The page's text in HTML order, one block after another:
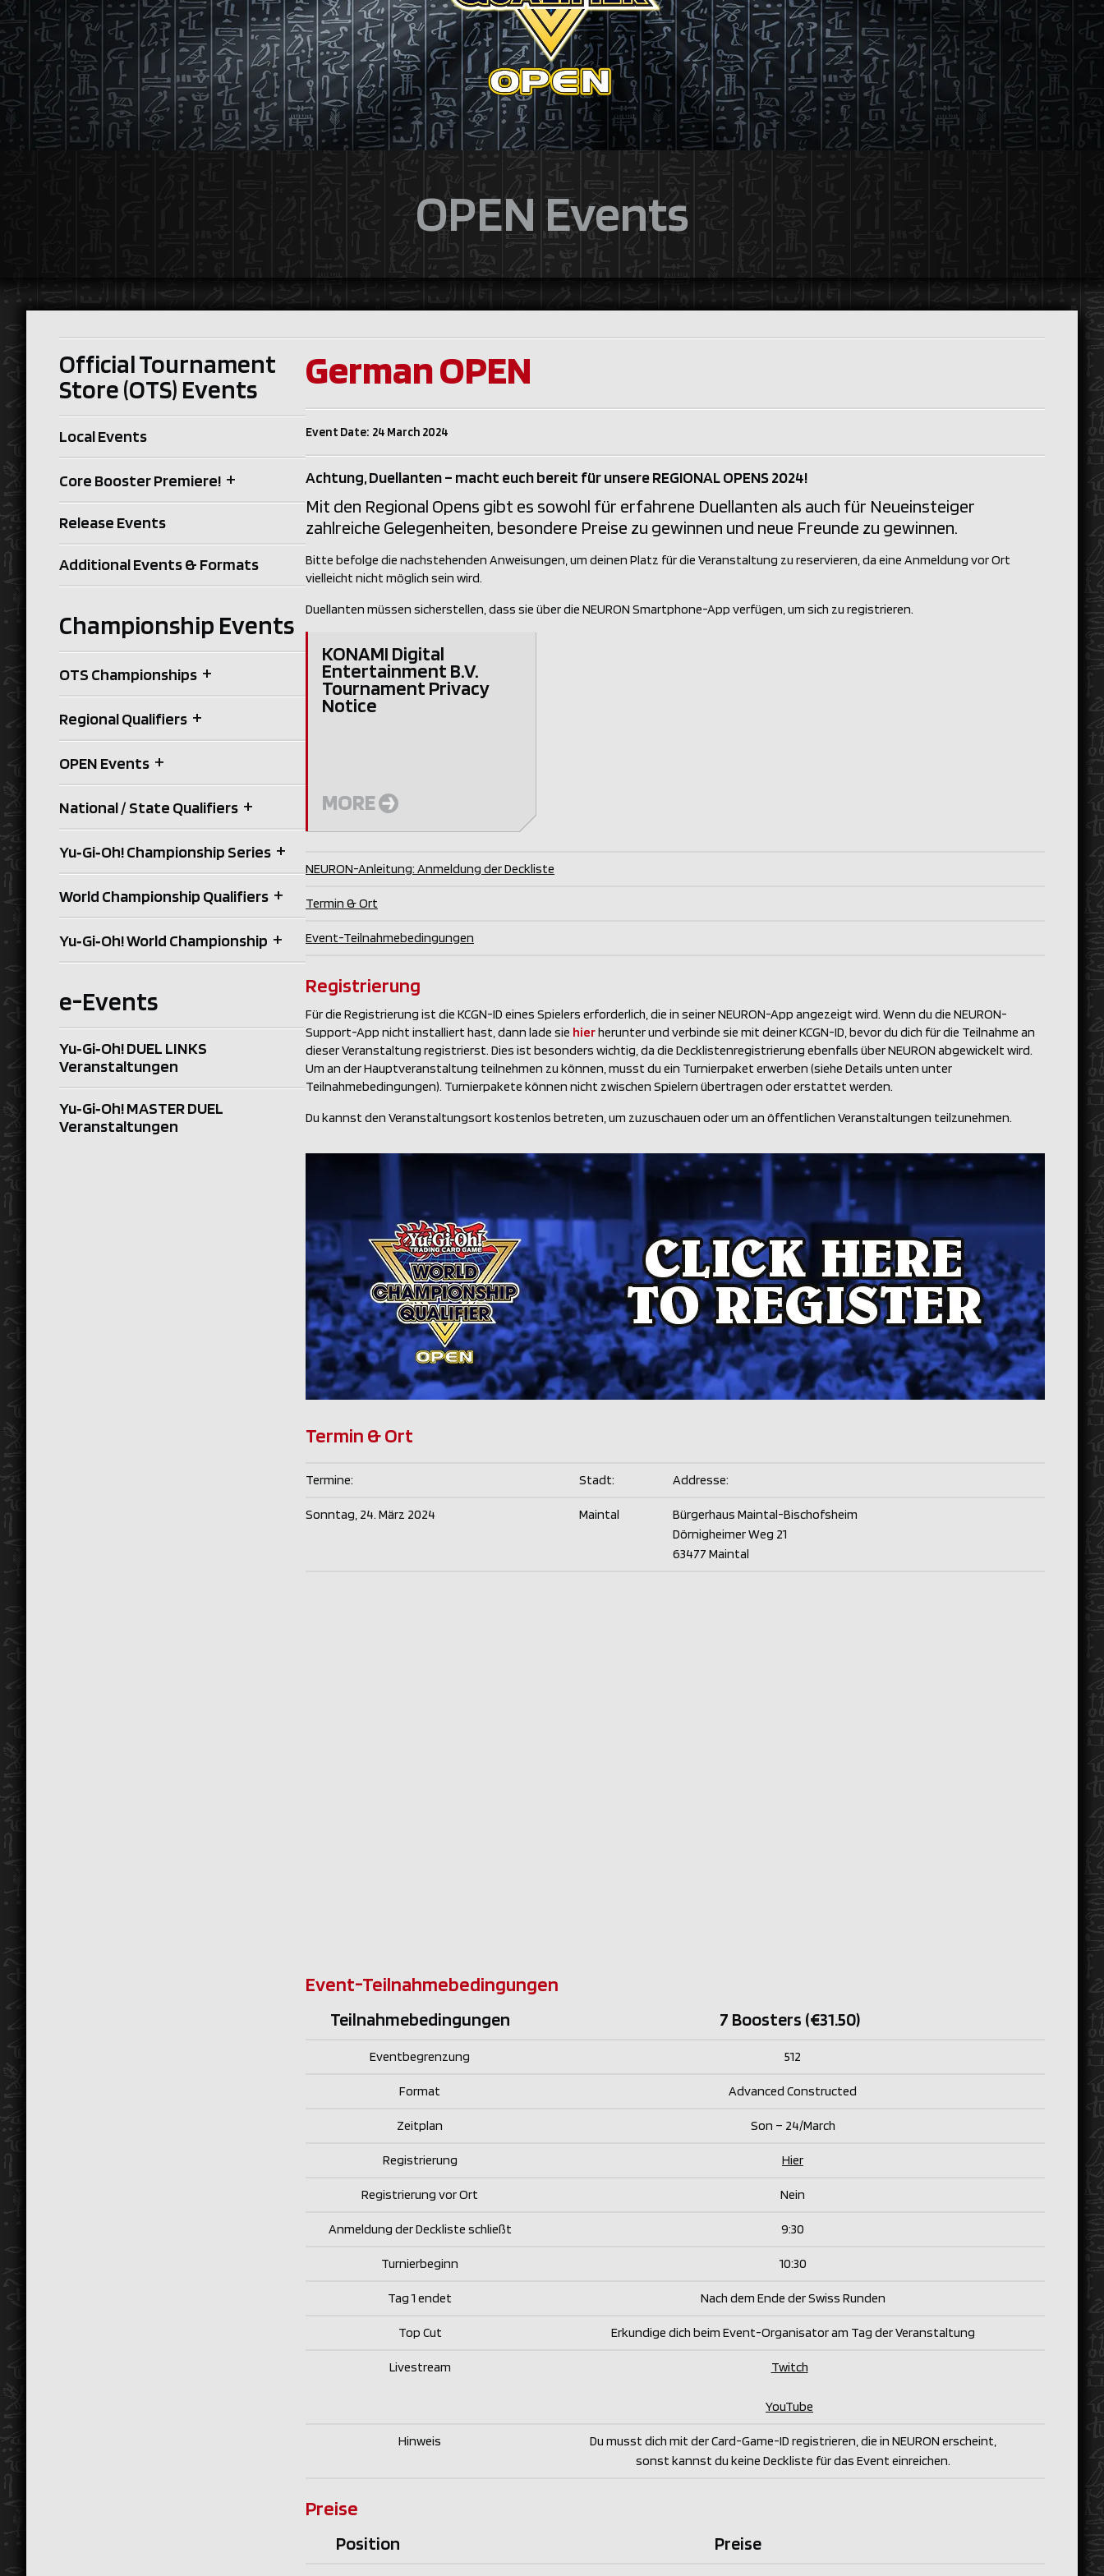
OPEN Events
Official Tournament
Store (OTS) Events
Local Events
Core Booster Premiere! +
Release Events
Additional Events & Formats
Championship Events
OTS Championships +
Regional Qualifiers +
OPEN Events +
National / State Qualifiers +
Yu‑Gi‑Oh! Championship Series +
World Championship Qualifiers +
Yu‑Gi‑Oh! World Championship +
e-Events
Yu‑Gi‑Oh! DUEL LINKS
Veranstaltungen
Yu‑Gi‑Oh! MASTER DUEL
Veranstaltungen
German OPEN
Event Date: 24 March 2024
Achtung, Duellanten – macht euch bereit für unsere REGIONAL OPENS 2024!
Mit den Regional Opens gibt es sowohl für erfahrene Duellanten als auch für Neueinsteiger
zahlreiche Gelegenheiten, besondere Preise zu gewinnen und neue Freunde zu gewinnen.
Bitte befolge die nachstehenden Anweisungen, um deinen Platz für die Veranstaltung zu reservieren, da eine Anmeldung vor Ort
vielleicht nicht möglich sein wird.
Duellanten müssen sicherstellen, dass sie über die NEURON Smartphone-App verfügen, um sich zu registrieren.
KONAMI Digital
Entertainment B.V.
Tournament Privacy
Notice
MORE
NEURON-Anleitung: Anmeldung der Deckliste
Termin & Ort
Event-Teilnahmebedingungen
Registrierung
Für die Registrierung ist die KCGN-ID eines Spielers erforderlich, die in seiner NEURON-App angezeigt wird. Wenn du die NEURON-
Support-App nicht installiert hast, dann lade sie hierherunter und verbinde sie mit deiner KCGN-ID, bevor du dich für die Teilnahme an
dieser Veranstaltung registrierst. Dies ist besonders wichtig, da die Decklistenregistrierung ebenfalls über NEURON abgewickelt wird.
Um an der Hauptveranstaltung teilnehmen zu können, musst du ein Turnierpaket erwerben (siehe Details unten unter
Teilnahmebedingungen). Turnierpakete können nicht zwischen Spielern übertragen oder erstattet werden.
Du kannst den Veranstaltungsort kostenlos betreten, um zuzuschauen oder um an öffentlichen Veranstaltungen teilzunehmen.
Termin & Ort
Termine: Stadt: Addresse:
Sonntag, 24. März 2024 Maintal
Bürgerhaus Maintal-Bischofsheim
Dörnigheimer Weg 21
63477 Maintal
Event-Teilnahmebedingungen
Teilnahmebedingungen 7 Boosters (€31.50)
Eventbegrenzung 512
Format Advanced Constructed
Zeitplan Son – 24/March
Registrierung Hier
Registrierung vor Ort Nein
Anmeldung der Deckliste schließt 9:30
Turnierbeginn 10:30
Tag 1 endet Nach dem Ende der Swiss Runden
Top Cut Erkundige dich beim Event-Organisator am Tag der Veranstaltung
Livestream Twitch
YouTube
Hinweis
Du musst dich mit der Card-Game-ID registrieren, die in NEURON erscheint,
sonst kannst du keine Deckliste für das Event einreichen.
Preise
Position Preise